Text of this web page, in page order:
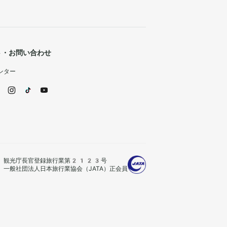
お問い合わせ
ター
観光庁長官登録旅行業第2123号
一般社団法人日本旅行業協会（JATA）正会員